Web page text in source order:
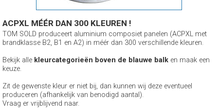
ACPXL MÉÉR DAN 300 KLEUREN !
TOM SOLD produceert aluminium composiet panelen (ACPXL met
brandklasse B2, B1 en A2) in méér dan 300 verschillende kleuren.
Bekijk alle kleurcategorieën boven de blauwe balk en maak een
keuze.
Zit de gewenste kleur er niet bij, dan kunnen wij deze eventueel
produceren (afhankelijk van benodigd aantal).
Vraag er vrijblijvend naar.